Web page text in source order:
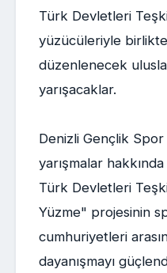
Türk Devletleri
yüzücüleriyle
düzenlenecek
yarışacaklar.
Denizli Gençlik
yarışmalar hakkında
Türk Devletleri
Yüzme" projesinin
cumhuriyetleri
dayanışmayı